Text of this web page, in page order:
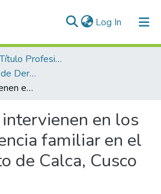
Log In (current)
Licenciatura - Título Profesional
Escuela Profesional de Derecho
Factores que intervienen en los actos de violencia familiar en el Juzgado Mixto de Calca, Cusco 2022
en los
familiar en el
de Calca, Cusco